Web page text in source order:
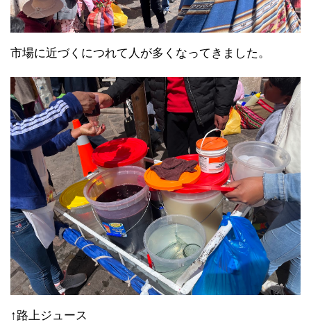
市場に近づくにつれて人が多くなってきました。
↑路上ジュース